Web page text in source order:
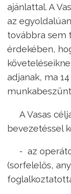
ajánlattal. A
az
továbbra sem
érdekében,
adjanak, ma
A Vasas
bevezetéssel
- az
(sorfelelős,